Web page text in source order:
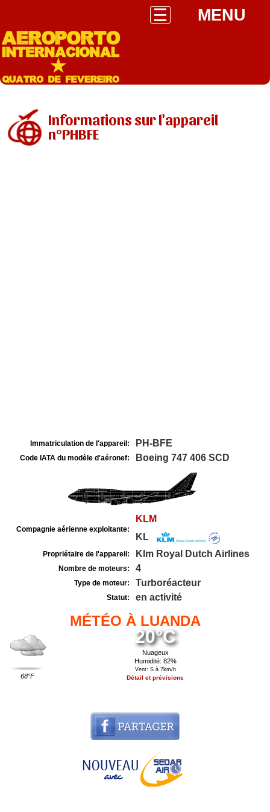
MENU
Informations sur l'appareil
n°PHBFE
Immatriculation de l'appareil: PH-BFE
Code IATA du modèle d'aéronef: Boeing 747 406 SCD
Compagnie aérienne exploitante:
KLM
KL
Propriétaire de l'appareil: Klm Royal Dutch Airlines
Nombre de moteurs: 4
Type de moteur: Turboréacteur
Statut: en activité
MÉTÉO À LUANDA
68°F
20°C
Nuageux
Humidité: 82%
Vent: S à 7km/h
Détail et prévisions